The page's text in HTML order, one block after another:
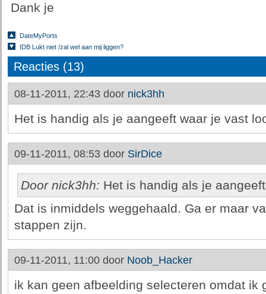
Dank je
DateMyPorts
IDB Lukt niet /zal wel aan mij liggen?
Reacties (13)
08-11-2011, 22:43 door nick3hh
Het is handig als je aangeeft waar je vast
09-11-2011, 08:53 door SirDice
Door nick3hh: Het is handig als je
Dat is inmiddels weggehaald. Ga er maar
stappen zijn.
09-11-2011, 11:00 door Noob_Hacker
ik kan geen afbeelding selecteren omdat ik